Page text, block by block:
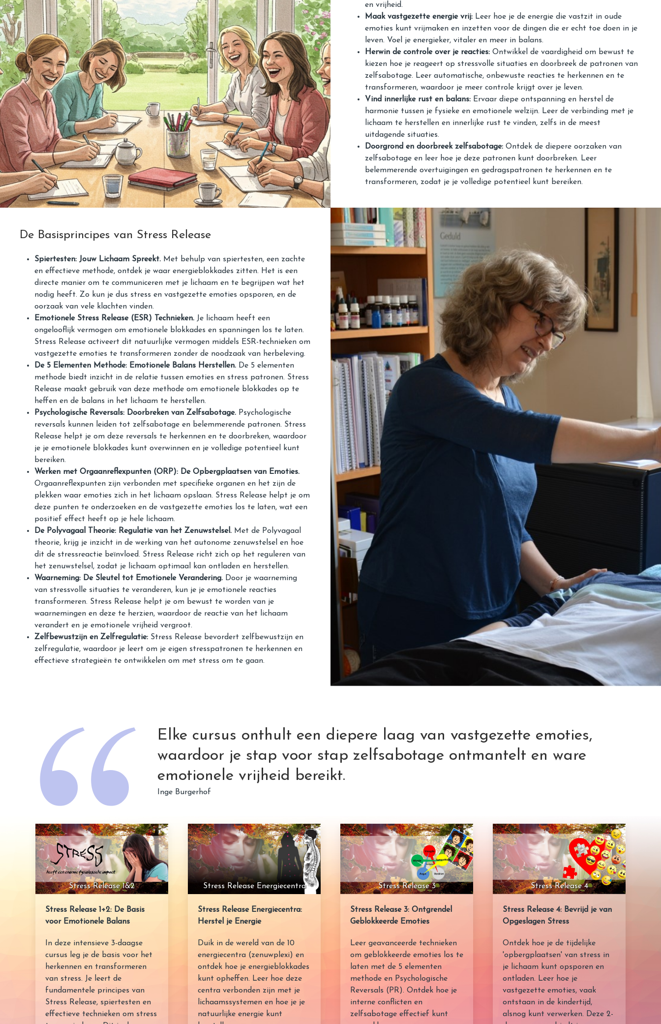
en vrijheid.
Maak vastgezette energie vrij: Leer hoe je de energie die vastzit in oude
emoties kunt vrijmaken en inzetten voor de dingen die er echt toe doen in je
leven. Voel je energieker, vitaler en meer in balans.
Herwin de controle over je reacties: Ontwikkel de vaardigheid om bewust te
kiezen hoe je reageert op stressvolle situaties en doorbreek de patronen van
zelfsabotage. Leer automatische, onbewuste reacties te herkennen en te
transformeren, waardoor je meer controle krijgt over je leven.
Vind innerlijke rust en balans: Ervaar diepe ontspanning en herstel de
harmonie tussen je fysieke en emotionele welzijn. Leer de verbinding met je
lichaam te herstellen en innerlijke rust te vinden, zelfs in de meest
uitdagende situaties.
Doorgrond en doorbreek zelfsabotage: Ontdek de diepere oorzaken van
zelfsabotage en leer hoe je deze patronen kunt doorbreken. Leer
belemmerende overtuigingen en gedragspatronen te herkennen en te
transformeren, zodat je je volledige potentieel kunt bereiken.
De Basisprincipes van Stress Release
Spiertesten: Jouw Lichaam Spreekt. Met behulp van spiertesten, een zachte
en effectieve methode, ontdek je waar energieblokkades zitten. Het is een
directe manier om te communiceren met je lichaam en te begrijpen wat het
nodig heeft. Zo kun je dus stress en vastgezette emoties opsporen, en de
oorzaak van vele klachten vinden.
Emotionele Stress Release (ESR) Technieken. Je lichaam heeft een
ongelooflijk vermogen om emotionele blokkades en spanningen los te laten.
Stress Release activeert dit natuurlijke vermogen middels ESR-technieken om
vastgezette emoties te transformeren zonder de noodzaak van herbeleving.
De 5 Elementen Methode: Emotionele Balans Herstellen. De 5 elementen
methode biedt inzicht in de relatie tussen emoties en stress patronen. Stress
Release maakt gebruik van deze methode om emotionele blokkades op te
heffen en de balans in het lichaam te herstellen.
Psychologische Reversals: Doorbreken van Zelfsabotage. Psychologische
reversals kunnen leiden tot zelfsabotage en belemmerende patronen. Stress
Release helpt je om deze reversals te herkennen en te doorbreken, waardoor
je je emotionele blokkades kunt overwinnen en je volledige potentieel kunt
bereiken.
Werken met Orgaanreflexpunten (ORP): De Opbergplaatsen van Emoties.
Orgaanreflexpunten zijn verbonden met specifieke organen en het zijn de
plekken waar emoties zich in het lichaam opslaan. Stress Release helpt je om
deze punten te onderzoeken en de vastgezette emoties los te laten, wat een
positief effect heeft op je hele lichaam.
De Polyvagaal Theorie: Regulatie van het Zenuwstelsel. Met de Polyvagaal
theorie, krijg je inzicht in de werking van het autonome zenuwstelsel en hoe
dit de stressreactie beïnvloed. Stress Release richt zich op het reguleren van
het zenuwstelsel, zodat je lichaam optimaal kan ontladen en herstellen.
Waarneming: De Sleutel tot Emotionele Verandering. Door je waarneming
van stressvolle situaties te veranderen, kun je je emotionele reacties
transformeren. Stress Release helpt je om bewust te worden van je
waarnemingen en deze te herzien, waardoor de reactie van het lichaam
verandert en je emotionele vrijheid vergroot.
Zelfbewustzijn en Zelfregulatie: Stress Release bevordert zelfbewustzijn en
zelfregulatie, waardoor je leert om je eigen stresspatronen te herkennen en
effectieve strategieën te ontwikkelen om met stress om te gaan.
Elke cursus onthult een diepere laag van vastgezette emoties,
waardoor je stap voor stap zelfsabotage ontmantelt en ware
emotionele vrijheid bereikt.
Inge Burgerhof
Stress Release 1&2
Stress Release 1+2: De Basis
voor Emotionele Balans
In deze intensieve 3-daagse
cursus leg je de basis voor het
herkennen en transformeren
van stress. Je leert de
fundamentele principes van
Stress Release, spiertesten en
effectieve technieken om stress
Stress Release Energiecentra
Stress Release Energiecentra:
Herstel je Energie
Duik in de wereld van de 10
energiecentra (zenuwplexi) en
ontdek hoe je energieblokkades
kunt opheffen. Leer hoe deze
centra verbonden zijn met je
lichaamssystemen en hoe je je
natuurlijke energie kunt
Stress Release 3
Stress Release 3: Ontgrendel
Geblokkeerde Emoties
Leer geavanceerde technieken
om geblokkeerde emoties los te
laten met de 5 elementen
methode en Psychologische
Reversals (PR). Ontdek hoe je
interne conflicten en
zelfsabotage effectief kunt
Stress Release 4
Stress Release 4: Bevrijd je van
Opgeslagen Stress
Ontdek hoe je de tijdelijke
'opbergplaatsen' van stress in
je lichaam kunt opsporen en
ontladen. Leer hoe je
vastgezette emoties, vaak
ontstaan in de kindertijd,
alsnog kunt verwerken. Deze 2-